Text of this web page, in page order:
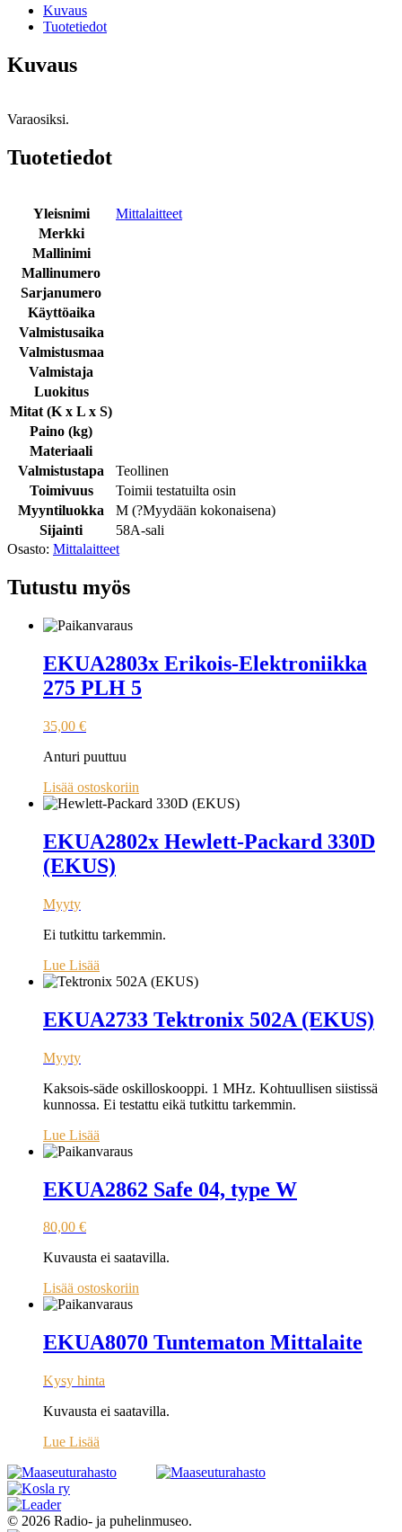
Kuvaus
Tuotetiedot
Kuvaus
Varaosiksi.
Tuotetiedot
Yleisnimi
Mittalaitteet
Merkki
Mallinimi
Mallinumero
Sarjanumero
Käyttöaika
Valmistusaika
Valmistusmaa
Valmistaja
Luokitus
Mitat (K x L x S)
Paino (kg)
Materiaali
Valmistustapa
Teollinen
Toimivuus
Toimii testatuilta osin
Myyntiluokka
M (?Myydään kokonaisena)
Sijainti
58A-sali
Osasto: Mittalaitteet
Tutustu myös
EKUA2803x Erikois-Elektroniikka
275 PLH 5
35,00 €
Anturi puuttuu
Lisää ostoskoriin
EKUA2802x Hewlett-Packard 330D
(EKUS)
Myyty
Ei tutkittu tarkemmin.
Lue Lisää
EKUA2733 Tektronix 502A (EKUS)
Myyty
Kaksois-säde oskilloskooppi. 1 MHz. Kohtuullisen siistissä
kunnossa. Ei testattu eikä tutkittu tarkemmin.
Lue Lisää
EKUA2862 Safe 04, type W
80,00 €
Kuvausta ei saatavilla.
Lisää ostoskoriin
EKUA8070 Tuntematon Mittalaite
Kysy hinta
Kuvausta ei saatavilla.
Lue Lisää
© 2026 Radio- ja puhelinmuseo.